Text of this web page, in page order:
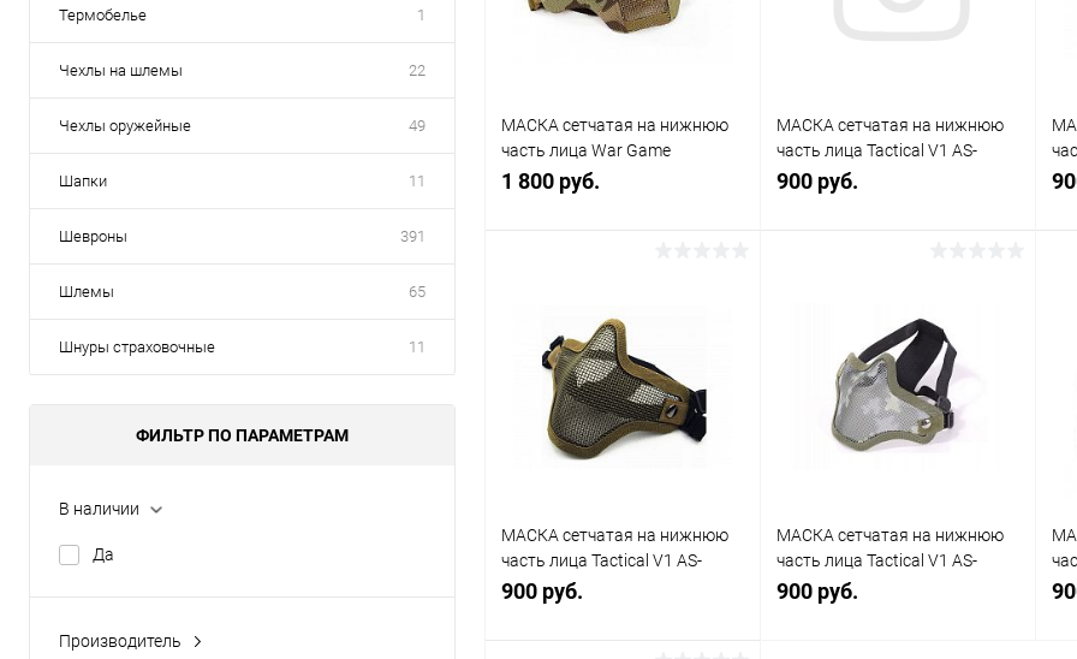
Термобелье 1
Чехлы на шлемы 22
Чехлы оружейные 49
Шапки 11
Шевроны 391
Шлемы 65
Шнуры страховочные 11
ФИЛЬТР ПО ПАРАМЕТРАМ
В наличии
Да
Производитель
МАСКА сетчатая на нижнюю
часть лица War Game
мультикам
1 800 руб.
Купить в 1
сравнению
В избранное В наличии
МАСКА сетчатая на нижнюю
часть лица Tactical V1 AS-
MS0001OD
900 руб.
Купить в 1
К
сравнению
В избранное В наличии
МАСКА сетчатая на нижнюю
часть лица Tactical V1 AS-
MS0001T
900 руб.
МАСКА сетчатая на нижнюю
часть лица Tactical V1 AS-
MS0001ACU
900 руб.